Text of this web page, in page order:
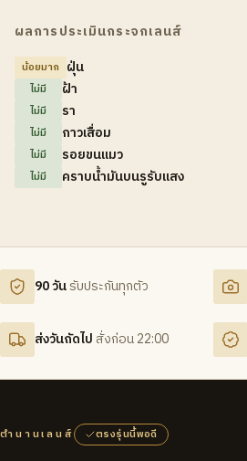
ผลการประเมินกระจกเลนส์
น้อยมาก ฝุ่น
ไม่มี ฝ้า
ไม่มี รา
ไม่มี กาวเสื่อม
ไม่มี รอยขนแมว
ไม่มี คราบน้ำมันบนรูรับแสง
90 วันรับประกันทุกตัว
ส่งวันถัดไป สั่งก่อน 22:00
ตำนานเลนส์ ตรงรุ่นนี้พอดี